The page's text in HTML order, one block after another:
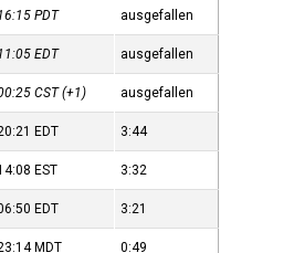
PDT ausgefallen
EDT ausgefallen
CST(+1) ausgefallen
EDT 3:44
EST 3:32
EDT 3:21
MDT 0:49